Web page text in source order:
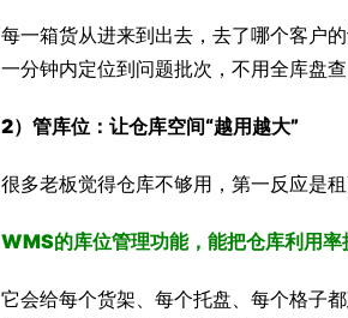
每一箱货从进来到出去，去了哪个客户
一分钟内定位到问题批次，不用全库盘查
2） 管库位：让仓库空间“越用越大”
很多老板觉得仓库不够用，第一反应是
WMS的库位管理功能，能把仓库利用率
它会给每个货架、每个托盘、每个格子